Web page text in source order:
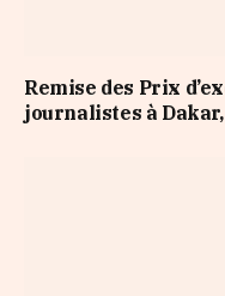
Remise des Prix
journalistes à